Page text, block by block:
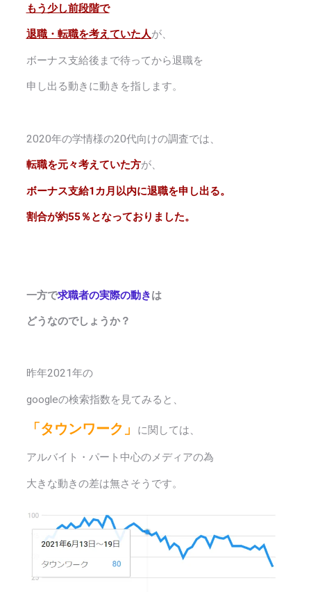
もう少し前段階で
退職・転職を考えていた人が、
ボーナス支給後まで待ってから退職を
申し出る動きに動きを指します。
2020年の学情様の20代向けの調査では、
転職を元々考えていた方が、
ボーナス支給1カ月以内に退職を申し出る。
割合が約55％となっておりました。
一方で求職者の実際の動きは
どうなのでしょうか？
昨年2021年の
googleの検索指数を見てみると、
「タウンワーク」 に関しては、
アルバイト・パート中心のメディアの為
大きな動きの差は無さそうです。